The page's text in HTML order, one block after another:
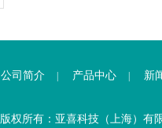
公司简介 产品中心 新
版权所有：亚喜科技（上海）